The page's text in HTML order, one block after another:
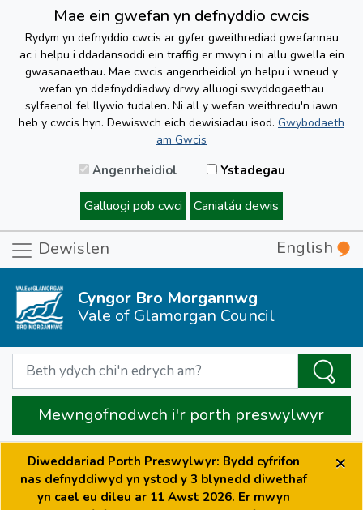
Mae ein gwefan yn defnyddio cwcis
Rydym yn defnyddio cwcis ar gyfer gweithrediad gwefannau
ac i helpu i ddadansoddi ein traffig er mwyn i ni allu gwella ein
gwasanaethau. Mae cwcis angenrheidiol yn helpu i wneud y
wefan yn ddefnyddiadwy drwy alluogi swyddogaethau
sylfaenol fel llywio tudalen. Ni all y wefan weithredu'n iawn
heb y cwcis hyn. Dewiswch eich dewisiadau isod. Gwybodaeth
am Gwcis
Angenrheidiol Ystadegau
Galluogi pob cwci Caniatáu dewis
Dewislen English
Cyngor Bro Morgannwg
Vale of Glamorgan Council
Mewngofnodwch i'r porth preswylwyr
Diweddariad Porth Preswylwyr: Bydd cyfrifon
nas defnyddiwyd yn ystod y 3 blynedd diwethaf
yn cael eu dileu ar 11 Awst 2026. Er mwyn
×